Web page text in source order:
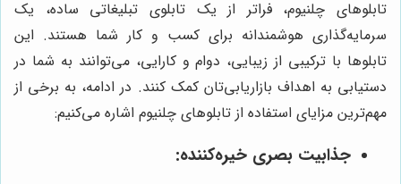
تابلوهای چلنیوم، فراتر از یک تابلوی تبلیغاتی ساده، یک
سرمایه‌گذاری هوشمندانه برای کسب و کار شما هستند. این
تابلوها با ترکیبی از زیبایی، دوام و کارایی، می‌توانند به شما در
دستیابی به اهداف بازاریابی‌تان کمک کنند. در ادامه، به برخی از
مهم‌ترین مزایای استفاده از تابلوهای چلنیوم اشاره می‌کنیم:
جذابیت بصری خیره‌کننده: